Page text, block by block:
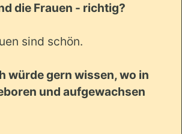
die Frauen - richtig?
sind schön.
würde gern wissen, wo in
und aufgewachsen